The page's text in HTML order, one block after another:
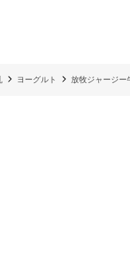
ヨーグルト 放牧ジャージー